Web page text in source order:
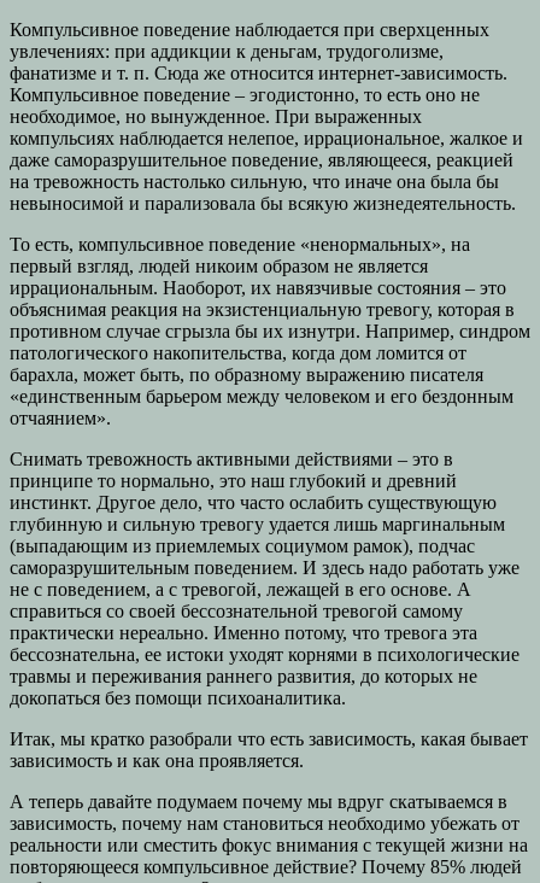
Компульсивное поведение наблюдается при сверхценных
увлечениях: при аддикции к деньгам, трудоголизме,
фанатизме и т. п. Сюда же относится интернет-зависимость.
Компульсивное поведение – эгодистонно, то есть оно не
необходимое, но вынужденное. При выраженных
компульсиях наблюдается нелепое, иррациональное, жалкое и
даже саморазрушительное поведение, являющееся, реакцией
на тревожность настолько сильную, что иначе она была бы
невыносимой и парализовала бы всякую жизнедеятельность.
То есть, компульсивное поведение «ненормальных», на
первый взгляд, людей никоим образом не является
иррациональным. Наоборот, их навязчивые состояния – это
объяснимая реакция на экзистенциальную тревогу, которая в
противном случае сгрызла бы их изнутри. Например, синдром
патологического накопительства, когда дом ломится от
барахла, может быть, по образному выражению писателя
«единственным барьером между человеком и его бездонным
отчаянием».
Снимать тревожность активными действиями – это в
принципе то нормально, это наш глубокий и древний
инстинкт. Другое дело, что часто ослабить существующую
глубинную и сильную тревогу удается лишь маргинальным
(выпадающим из приемлемых социумом рамок), подчас
саморазрушительным поведением. И здесь надо работать уже
не с поведением, а с тревогой, лежащей в его основе. А
справиться со своей бессознательной тревогой самому
практически нереально. Именно потому, что тревога эта
бессознательна, ее истоки уходят корнями в психологические
травмы и переживания раннего развития, до которых не
докопаться без помощи психоаналитика.
Итак, мы кратко разобрали что есть зависимость, какая бывает
зависимость и как она проявляется.
А теперь давайте подумаем почему мы вдруг скатываемся в
зависимость, почему нам становиться необходимо убежать от
реальности или сместить фокус внимания с текущей жизни на
повторяющееся компульсивное действие? Почему 85% людей